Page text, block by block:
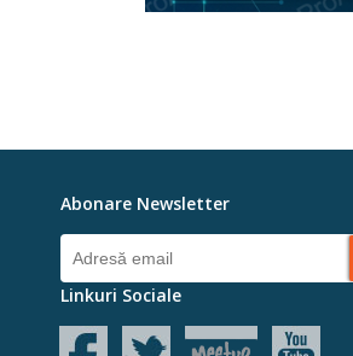
Abonare Newsletter
Linkuri Sociale